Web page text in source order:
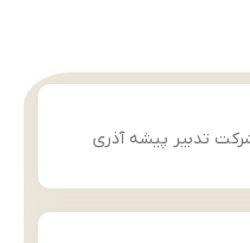
تدبیر پیشه آذری